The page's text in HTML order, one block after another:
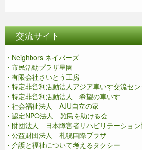
交流サイト
・Neighbors ネイバーズ
・市民活動プラザ星園
・有限会社さいとう工房
・特定非営利活動法人アジア車いす交流セ
・特定非営利活動法人 希望の車いす
・社会福祉法人 AJU自立の家
・認定NPO法人 難民を助ける会
・財団法人 日本障害者リハビリテーショ
・公益財団法人 札幌国際プラザ
・介護と福祉について考えるタクシー